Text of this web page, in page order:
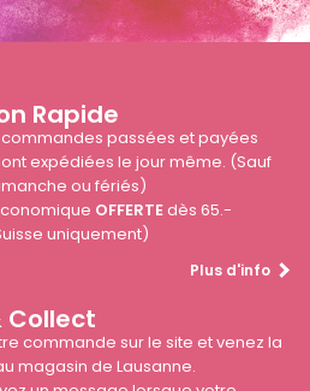
Rapide
commandes passées et payées
expédiées le jour même. (Sauf
ou fériés)
OFFERTEdès 65.-
uniquement)
Plus d'info
Collect
commande sur le site et venez la
magasin de Lausanne.